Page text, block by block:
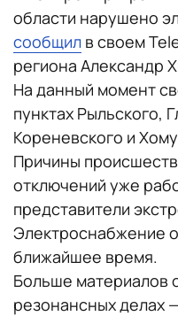
области нарушено
сообщил в своем
региона Александр
На данный момент
пунктах Рыльского,
Кореневского и
Причины
отключений уже
представители
Электроснабжение
ближайшее время.
Больше материалов
резонансных делах